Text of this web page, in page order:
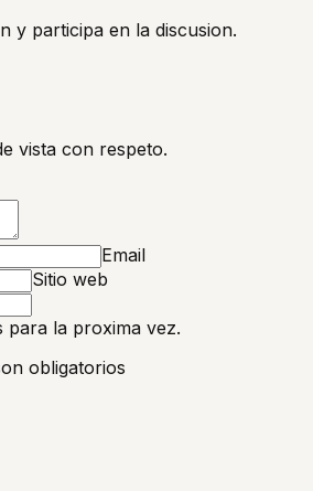
y participa en la discusion.
vista con respeto.
Email
Sitio web
para la proxima vez.
obligatorios